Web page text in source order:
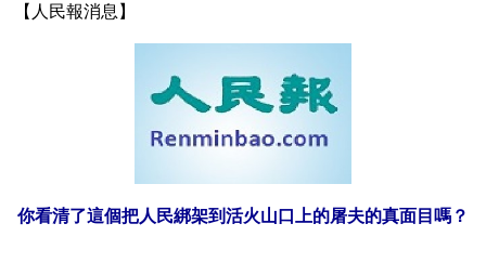
【人民報消息】
你看清了這個把人民綁架到活火山口上的屠夫的真面目嗎？